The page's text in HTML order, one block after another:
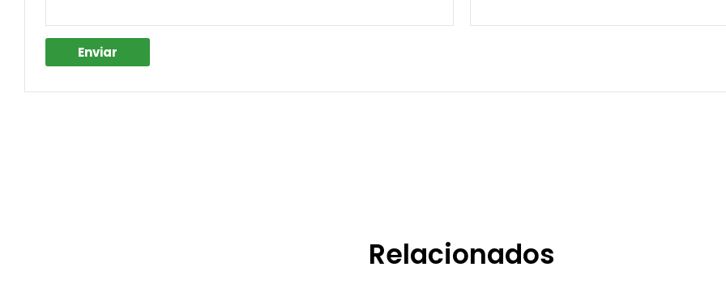
Relacionados